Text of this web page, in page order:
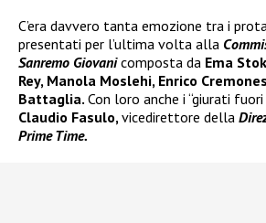
C’era davvero tanta emozione tra i
presentati per l’ultima volta alla
Sanremo Giovanicomposta da Ema
Rey, Manola Moslehi, Enrico
Battaglia. Con loro anche i “giurati fuori
Claudio Fasulo,vicedirettore della
Prime Time.